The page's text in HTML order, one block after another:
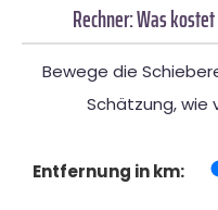
Rechner: Was
Bewege die
Schätzung, wie
Entfernung in km: